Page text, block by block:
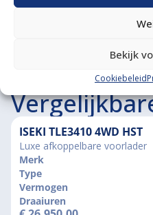
Bekijk
Cookiebeleid
ISEKI TLE3410 4WD HST
Luxe afkoppelbare voorlader
Merk
Type
Vermogen
Draaiuren